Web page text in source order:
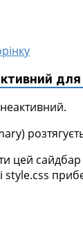
для
цей сайдбар
style.css